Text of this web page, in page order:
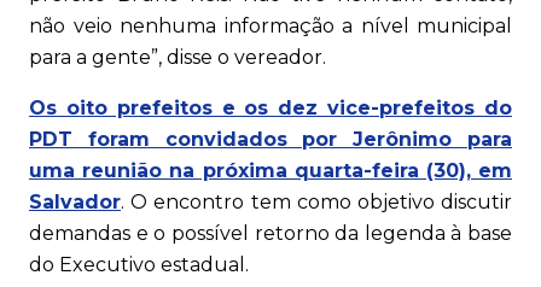
não veio nenhuma informação a nível municipal
para a gente”, disse o vereador.
Os oito prefeitos e os dez vice-prefeitos do
PDT foram convidados por Jerônimo para
uma reunião na próxima quarta-feira (30), em
Salvador. O encontro tem como objetivo discutir
demandas e o possível retorno da legenda à base
do Executivo estadual.